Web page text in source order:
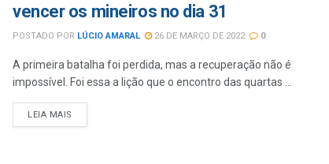
vencer os mineiros no dia 31
POSTADO POR LÚCIO AMARAL 26 DE MARÇO DE 2022 0
A primeira batalha foi perdida, mas a recuperação não é
impossível. Foi essa a lição que o encontro das quartas ...
LEIA MAIS